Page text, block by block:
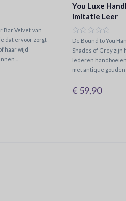
Bar Velvet van
dat ervoor zorgt
haar wijd
..
You Luxe
Imitatie Leer
De Bound to You
Shades of Grey zijn
lederen
met antique gouden
€ 59,90